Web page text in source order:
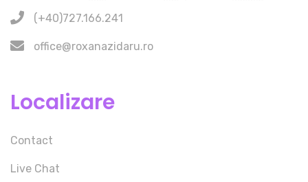
(+40)727.166.241
office@roxanazidaru.ro
Localizare
Contact
Live Chat